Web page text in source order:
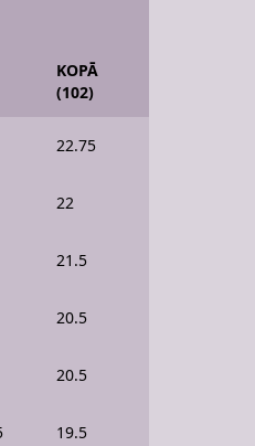
KOPĀ
(102)
22.75
22
21.5
20.5
20.5
19.5